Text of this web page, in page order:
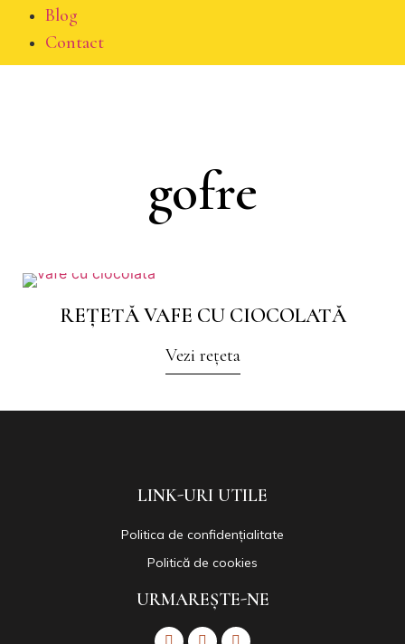
Blog
Contact
gofre
REȚETĂ VAFE CU CIOCOLATĂ
Vezi rețeta
LINK-URI UTILE
Politica de confidențialitate
Politică de cookies
URMAREȘTE-NE